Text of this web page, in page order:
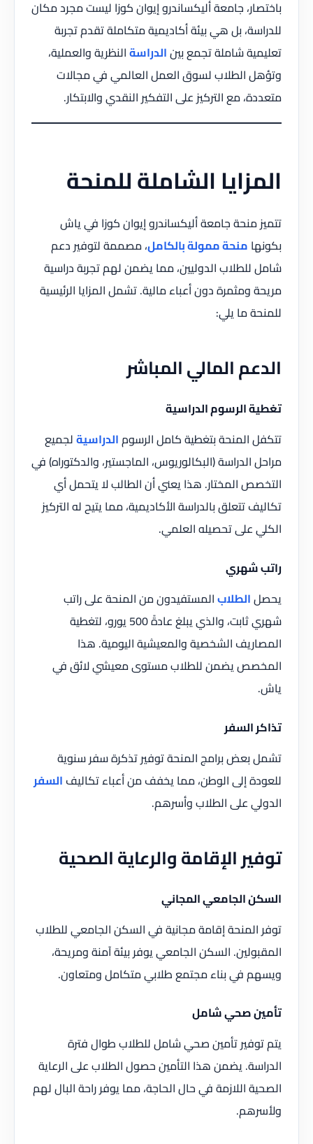
باختصار، جامعة أليكساندرو إيوان كوزا ليست مجرد مكان
للدراسة، بل هي بيئة أكاديمية متكاملة تقدم تجربة
تعليمية شاملة تجمع بينالدراسةالنظرية والعملية،
وتؤهل الطلاب لسوق العمل العالمي في مجالات
متعددة، مع التركيز على التفكير النقدي والابتكار.
المزايا الشاملة للمنحة
تتميز منحة جامعة أليكساندرو إيوان كوزا في ياش
بكونها منحة ممولة بالكامل، مصممة لتوفير دعم
شامل للطلاب الدوليين، مما يضمن لهم تجربة دراسية
مريحة ومثمرة دون أعباء مالية. تشمل المزايا الرئيسية
للمنحة ما يلي:
الدعم المالي المباشر
تغطية الرسوم الدراسية
تتكفل المنحة بتغطية كامل الرسومالدراسيةلجميع
مراحل الدراسة (البكالوريوس، الماجستير، والدكتوراه) في
التخصص المختار. هذا يعني أن الطالب لا يتحمل أي
تكاليف تتعلق بالدراسة الأكاديمية، مما يتيح له التركيز
الكلي على تحصيله العلمي.
راتب شهري
يحصلالطلابالمستفيدون من المنحة على راتب
شهري ثابت، والذي يبلغ عادةً 500 يورو، لتغطية
المصاريف الشخصية والمعيشية اليومية. هذا
المخصص يضمن للطلاب مستوى معيشي لائق في
ياش.
تذاكر السفر
تشمل بعض برامج المنحة توفير تذكرة سفر سنوية
للعودة إلى الوطن، مما يخفف من أعباء تكاليفالسفر
الدولي على الطلاب وأسرهم.
توفير الإقامة والرعاية الصحية
السكن الجامعي المجاني
توفر المنحة إقامة مجانية في السكن الجامعي للطلاب
المقبولين. السكن الجامعي يوفر بيئة آمنة ومريحة،
ويسهم في بناء مجتمع طلابي متكامل ومتعاون.
تأمين صحي شامل
يتم توفير تأمين صحي شامل للطلاب طوال فترة
الدراسة. يضمن هذا التأمين حصول الطلاب على الرعاية
الصحية اللازمة في حال الحاجة، مما يوفر راحة البال لهم
ولأسرهم.